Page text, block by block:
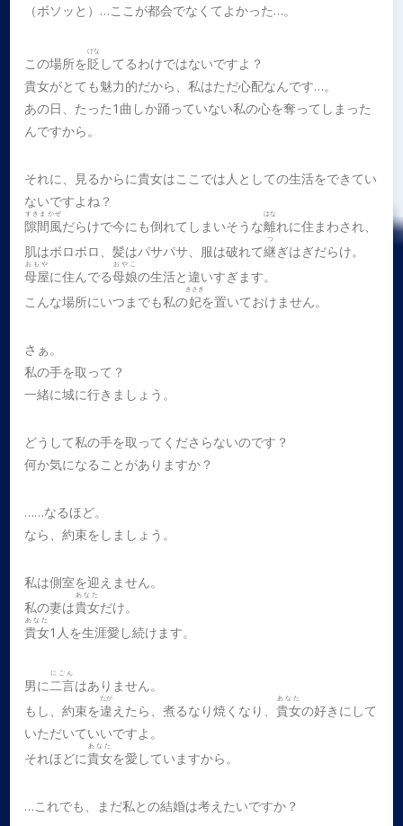
（ボソッと）…ここが都会でなくてよかった…。
この場所を貶
けな
してるわけではないですよ？
貴女がとても魅力的だから、私はただ心配なんです…。
あの日、たった1曲しか踊っていない私の心を奪ってしまった
んですから。
それに、見るからに貴女はここでは人としての生活をできてい
ないですよね？
隙間風
すきまかぜ
だらけで今にも倒れてしまいそうな離
はな
れに住まわされ、
肌はボロボロ、髪はパサパサ、服は破れて継
つ
ぎはぎだらけ。
母屋
おもや
に住んでる母娘
おやこ
の生活と違いすぎます。
こんな場所にいつまでも私の妃
きさき
を置いておけません。
さぁ。
私の手を取って？
一緒に城に行きましょう。
どうして私の手を取ってくださらないのです？
何か気になることがありますか？
……なるほど。
なら、約束をしましょう。
私は側室を迎えません。
私の妻は貴女
あなた
だけ。
貴女
あなた
1人を生涯愛し続けます。
男に二言
にごん
はありません。
もし、約束を違
たが
えたら、煮るなり焼くなり、貴女
あなた
の好きにして
いただいていいですよ。
それほどに貴女
あなた
を愛していますから。
…これでも、まだ私との結婚は考えたいですか？